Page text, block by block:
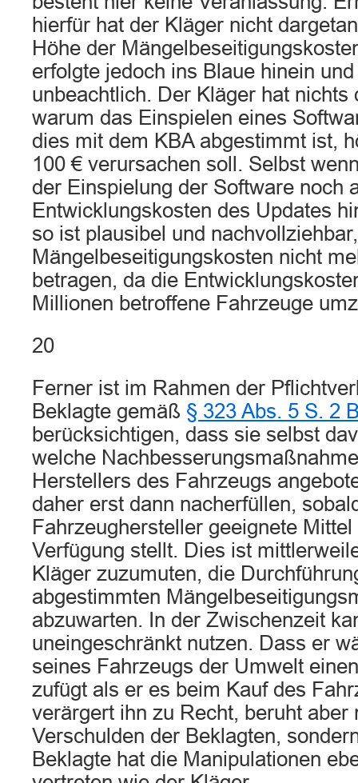
hierfür hat der Kläger nicht
Höhe der
erfolgte jedoch ins Blaue hinein
unbeachtlich. Der Kläger hat nichts
warum das Einspielen eines
dies mit dem KBA abgestimmt ist,
100 € verursachen soll. Selbst
der Einspielung der Software noch
Entwicklungskosten des Updates
so ist plausibel und
Mängelbeseitigungskosten nicht
betragen, da die
Millionen betroffene Fahrzeuge
20
Ferner ist im Rahmen der
Beklagte gemäß § 323 Abs. 5 S. 2
berücksichtigen, dass sie selbst
welche
Herstellers des Fahrzeugs
daher erst dann nacherfüllen,
Fahrzeughersteller geeignete
Verfügung stellt. Dies ist
Kläger zuzumuten, die
abgestimmten
abzuwarten. In der Zwischenzeit
uneingeschränkt nutzen. Dass er
seines Fahrzeugs der Umwelt
zufügt als er es beim Kauf des
verärgert ihn zu Recht, beruht aber
Verschulden der Beklagten,
Beklagte hat die Manipulationen